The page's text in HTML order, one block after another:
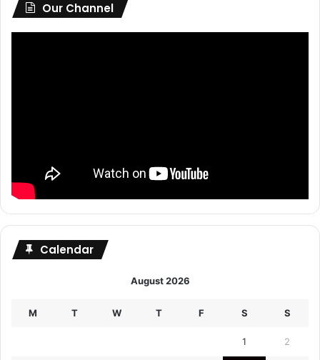
Our Channel
Calendar
August 2026
M T W T F S S
1 2